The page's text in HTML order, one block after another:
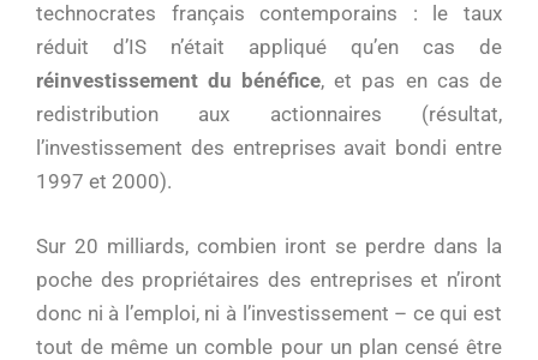
technocrates français contemporains : le taux
réduit d’IS n’était appliqué qu’en cas de
réinvestissement du bénéfice, et pas en cas de
redistribution aux actionnaires (résultat,
l’investissement des entreprises avait bondi entre
1997 et 2000).
Sur 20 milliards, combien iront se perdre dans la
poche des propriétaires des entreprises et n’iront
donc ni à l’emploi, ni à l’investissement – ce qui est
tout de même un comble pour un plan censé être